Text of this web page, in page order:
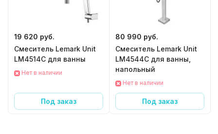
19 620 руб.
Смеситель Lemark Unit
LM4514C для ванны
Нет в наличии
Под заказ
80 990 руб.
Смеситель Lemark Unit
LM4544C для ванны,
напольный
Нет в наличии
Под заказ